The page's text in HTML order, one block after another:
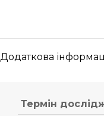
Додаткова
Термін